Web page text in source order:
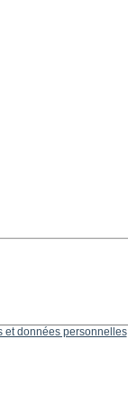
et données personnelles